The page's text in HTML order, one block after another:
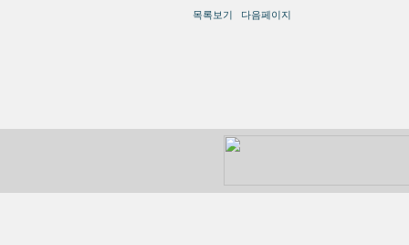
목록보기 다음페이지